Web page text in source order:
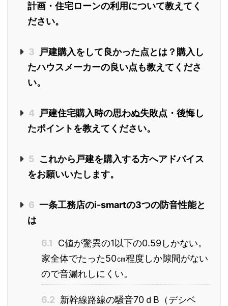
計画・住宅ローンの利用について教えてく
ださい。
3 戸建購入をして良かった点とは？購入し
たハウスメーカーの良い点も教えてくださ
い。
4 戸建住宅購入時の思わぬ失敗点・後悔し
たポイントを教えてください。
5 これから戸建を購入する方へアドバイス
をお願いいたします。
6 一条工務店のi-smartの3つの防音性能と
は
6.1
C値が驚異の1以下の0.59しかない。
家全体でたった50㎝程度しか隙間がない
ので音漏れしにくい。
6.2 新幹線路線の騒音70ｄB（デシベ